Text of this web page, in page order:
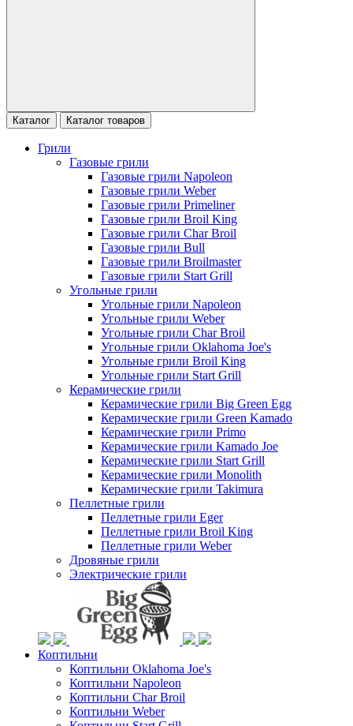
Каталог Каталог товаров
Грили
Газовые грили
Газовые грили Napoleon
Газовые грили Weber
Газовые грили Primeliner
Газовые грили Broil King
Газовые грили Char Broil
Газовые грили Bull
Газовые грили Broilmaster
Газовые грили Start Grill
Угольные грили
Угольные грили Napoleon
Угольные грили Weber
Угольные грили Char Broil
Угольные грили Oklahoma Joe's
Угольные грили Broil King
Угольные грили Start Grill
Керамические грили
Керамические грили Big Green Egg
Керамические грили Green Kamado
Керамические грили Primo
Керамические грили Kamado Joe
Керамические грили Start Grill
Керамические грили Monolith
Керамические грили Takimura
Пеллетные грили
Пеллетные грили Eger
Пеллетные грили Broil King
Пеллетные грили Weber
Дровяные грили
Электрические грили
Коптильни
Коптильни Oklahoma Joe's
Коптильни Napoleon
Коптильни Char Broil
Коптильни Weber